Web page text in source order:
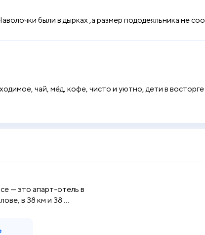
были в дырках ,а размер пододеяльника не
чай, мёд, кофе, чисто и уютно, дети в
— это апарт-отель в
в 38 км и 38 ...